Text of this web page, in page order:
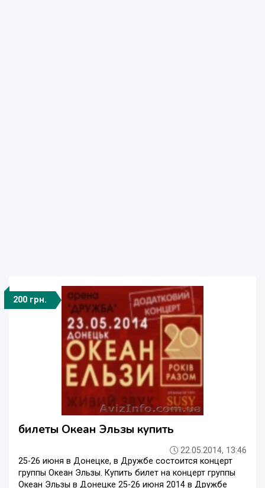
200 грн.
билеты Океан Эльзы купить
22.05.2014, 13:46
25-26 июня в Донецке, в Дружбе состоится концерт
группы Океан Эльзы. Купить билет на концерт группы
Океан Эльзы в Донецке 25-26 июня 2014 в Дружбе